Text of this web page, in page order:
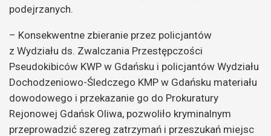
podejrzanych.
– Konsekwentne zbieranie przez policjantów
z Wydziału ds. Zwalczania Przestępczości
Pseudokibiców KWP w Gdańsku i policjantów Wydziału
Dochodzeniowo-Śledczego KMP w Gdańsku materiału
dowodowego i przekazanie go do Prokuratury
Rejonowej Gdańsk Oliwa, pozwoliło kryminalnym
przeprowadzić szereg zatrzymań i przeszukań miejsc